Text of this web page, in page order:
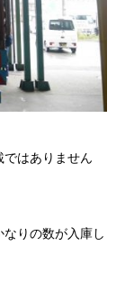
はありません
りの数が入庫し